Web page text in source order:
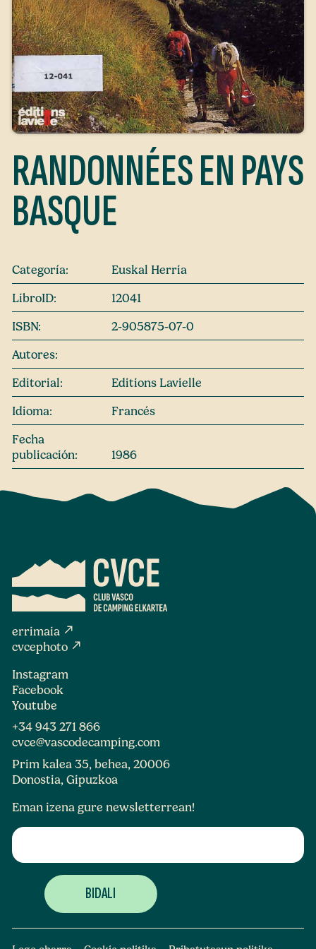
RANDONNÉES EN PAYS
BASQUE
Categoría:
Euskal Herria
LibroID:
12041
ISBN:
2-905875-07-0
Autores:
Editorial:
Editions Lavielle
Idioma:
Francés
Fecha
publicación:
1986
errimaia north_east
cvcephoto north_east
Instagram
Facebook
Youtube
+34 943 271 866
cvce@vascodecamping.com
Prim kalea 35, behea, 20006
Donostia, Gipuzkoa
Eman izena gure newsletterrean!